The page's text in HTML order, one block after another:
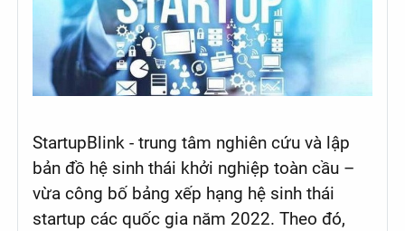
StartupBlink - trung tâm nghiên cứu và lập
bản đồ hệ sinh thái khởi nghiệp toàn cầu –
vừa công bố bảng xếp hạng hệ sinh thái
startup các quốc gia năm 2022. Theo đó,